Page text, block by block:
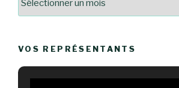
VOS REPRÉSENTANTS